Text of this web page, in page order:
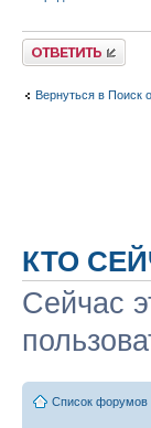
Ответить
Вернуться в Поиск
КТО
Сейчас
Список форумов